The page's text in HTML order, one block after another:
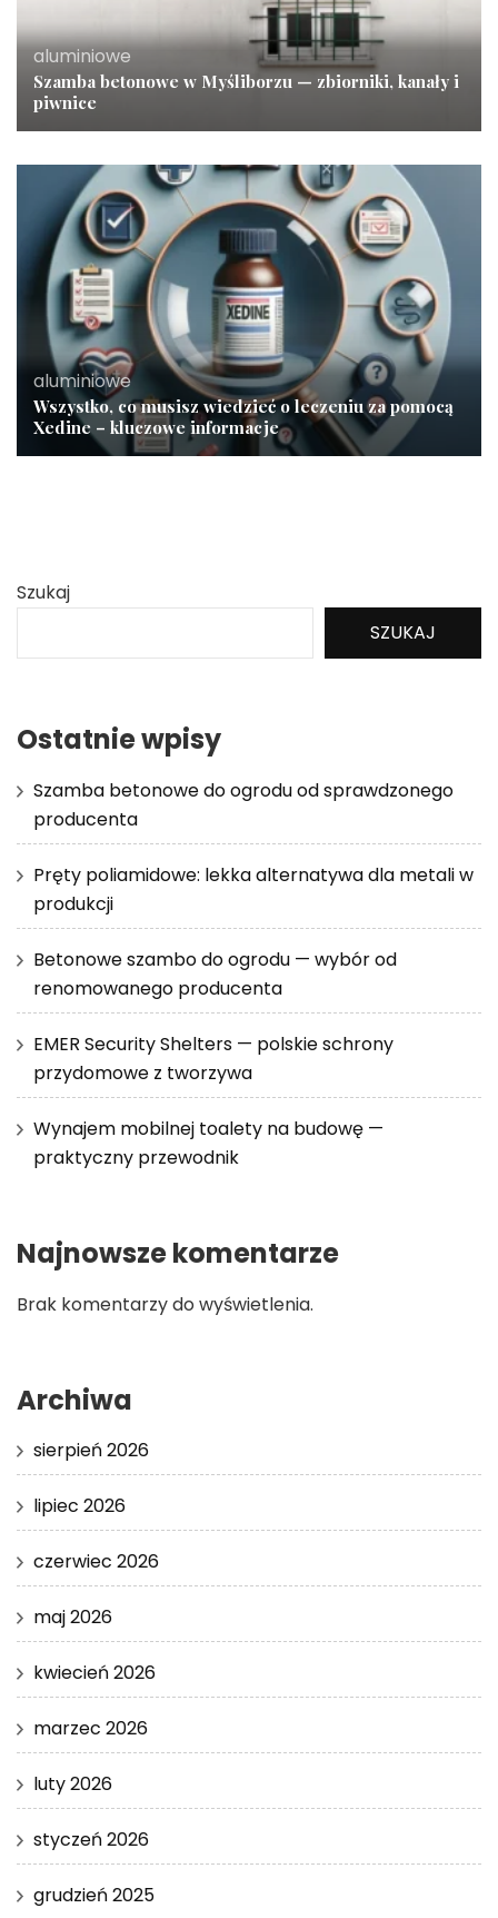
aluminiowe
Szamba betonowe w Myśliborzu — zbiorniki, kanały i
piwnice
aluminiowe
Wszystko, co musisz wiedzieć o leczeniu za pomocą
Xedine – kluczowe informacje
Szukaj
SZUKAJ
Ostatnie wpisy
Szamba betonowe do ogrodu od sprawdzonego
producenta
Pręty poliamidowe: lekka alternatywa dla metali w
produkcji
Betonowe szambo do ogrodu — wybór od
renomowanego producenta
EMER Security Shelters — polskie schrony
przydomowe z tworzywa
Wynajem mobilnej toalety na budowę —
praktyczny przewodnik
Najnowsze komentarze
Brak komentarzy do wyświetlenia.
Archiwa
sierpień 2026
lipiec 2026
czerwiec 2026
maj 2026
kwiecień 2026
marzec 2026
luty 2026
styczeń 2026
grudzień 2025